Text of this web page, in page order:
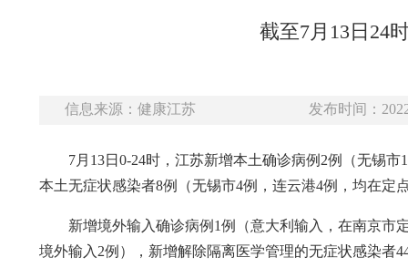
截至7月13日24
信息来源：健康江苏 发布时间：
7月13日0-24时，江苏新增本土确诊病例2例（无锡
本土无症状感染者8例（无锡市4例，连云港4例，均在定
新增境外输入确诊病例1例（意大利输入，在南京市
境外输入2例），新增解除隔离医学管理的无症状感染者